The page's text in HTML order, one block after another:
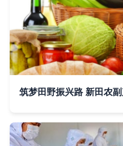
筑梦田野振兴路 新田农